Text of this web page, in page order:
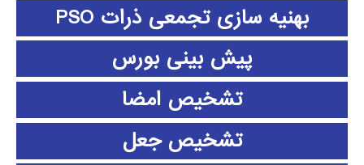
بهنیه سازی تجمعی ذرات PSO
پیش بینی بورس
تشخیص امضا
تشخیص جعل